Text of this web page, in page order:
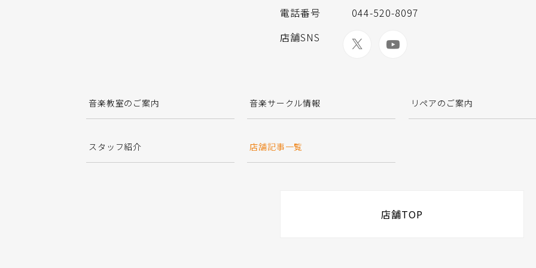
電話番号
044-520-8097
店舗SNS
音楽教室のご案内 音楽サークル情報 リペアのご案内
スタッフ紹介 店舗記事一覧
店舗TOP